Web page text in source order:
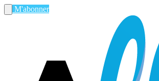
M'abonner